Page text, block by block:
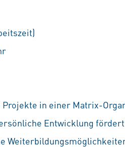
in einer Matrix-
Entwicklung fördert